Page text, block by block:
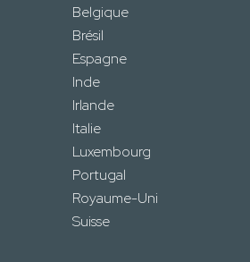
Belgique
Brésil
Espagne
Inde
Irlande
Italie
Luxembourg
Portugal
Royaume-Uni
Suisse